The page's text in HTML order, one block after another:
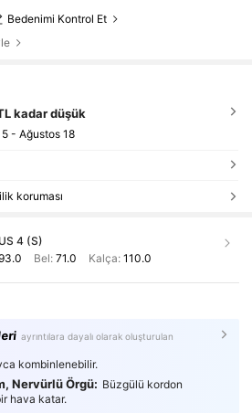
Bedenimi Kontrol Et
kadar düşük
- Ağustos 18
koruması
4 (S)
Bel: 71.0 Kalça: 110.0
ayrıntılara dayalı olarak oluşturulan
kombinlenebilir.
Nervürlü Örgü: Büzgülü kordon
hava katar.